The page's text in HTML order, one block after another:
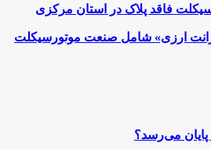
«رانت ارزی» شامل صنعت موتورسیکلت
پایان می‌رسد؟